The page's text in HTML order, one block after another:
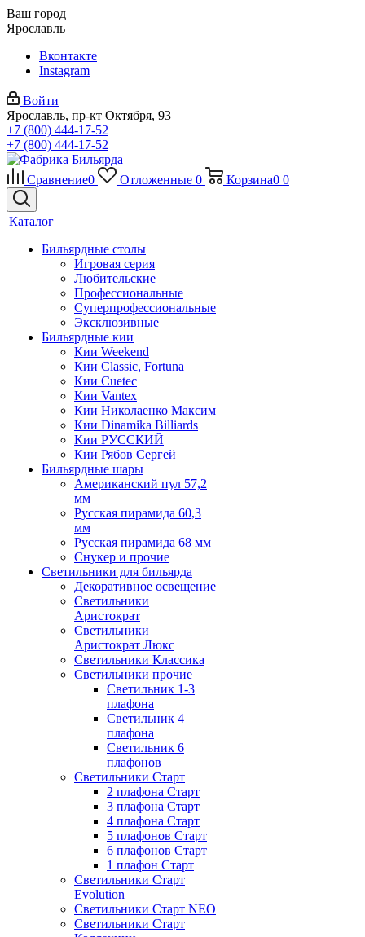
Ваш город
Ярославль
Вконтакте
Instagram
Войти
Ярославль, пр-кт Октября, 93
+7 (800) 444-17-52
+7 (800) 444-17-52
Сравнение0 Отложенные 0 Корзина0 0
Каталог
Бильярдные столы
Игровая серия
Любительские
Профессиональные
Суперпрофессиональные
Эксклюзивные
Бильярдные кии
Кии Weekend
Кии Classic, Fortuna
Кии Cuetec
Кии Vantex
Кии Николаенко Максим
Кии Dinamika Billiards
Кии РУССКИЙ
Кии Рябов Сергей
Бильярдные шары
Американский пул 57,2
мм
Русская пирамида 60,3
мм
Русская пирамида 68 мм
Снукер и прочие
Светильники для бильярда
Декоративное освещение
Светильники
Аристократ
Светильники
Аристократ Люкс
Светильники Классика
Светильники прочие
Светильник 1-3
плафона
Светильник 4
плафона
Светильник 6
плафонов
Светильники Старт
2 плафона Старт
3 плафона Старт
4 плафона Старт
5 плафонов Старт
6 плафонов Старт
1 плафон Старт
Светильники Старт
Evolution
Светильники Старт NEO
Светильники Старт